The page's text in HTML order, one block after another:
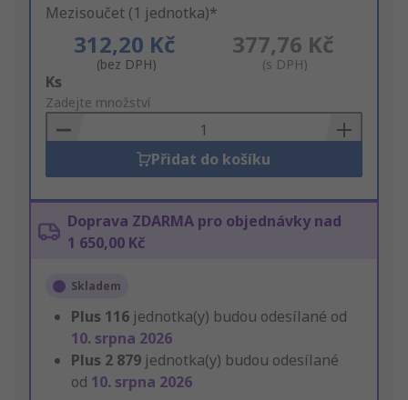
Mezisoučet (1 jednotka)*
312,20 Kč
(bez DPH)
377,76 Kč
(s DPH)
Add
to
Basket
Ks
Zadejte množství
Přidat do košíku
Doprava ZDARMA pro objednávky nad
1 650,00 Kč
Skladem
Plus 116 jednotka(y) budou odesílané od
10. srpna 2026
Plus 2 879 jednotka(y) budou odesílané
od 10. srpna 2026